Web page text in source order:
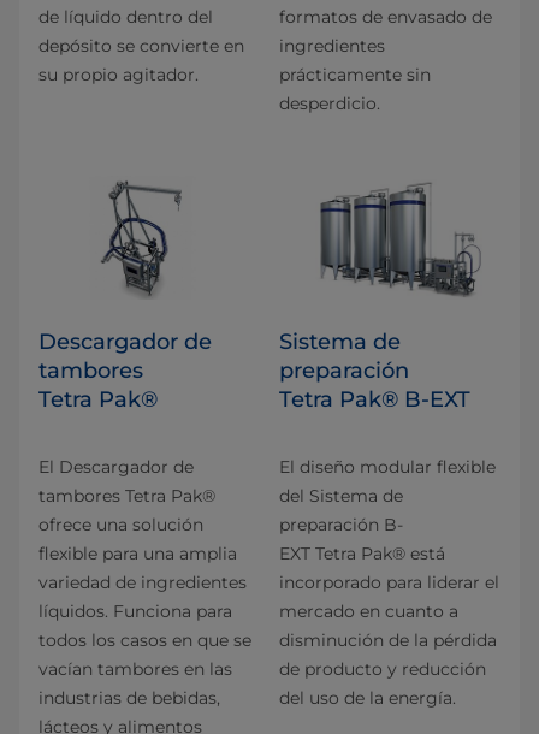
de líquido dentro del
depósito se convierte en
su propio agitador.
formatos de envasado de
ingredientes
prácticamente sin
desperdicio.
Descargador de
tambores
Tetra Pak®
El Descargador de
tambores Tetra Pak®
ofrece una solución
flexible para una amplia
variedad de ingredientes
líquidos. Funciona para
todos los casos en que se
vacían tambores en las
industrias de bebidas,
lácteos y alimentos
Sistema de
preparación
Tetra Pak® B-EXT
El diseño modular flexible
del Sistema de
preparación B-
EXT Tetra Pak® está
incorporado para liderar el
mercado en cuanto a
disminución de la pérdida
de producto y reducción
del uso de la energía.